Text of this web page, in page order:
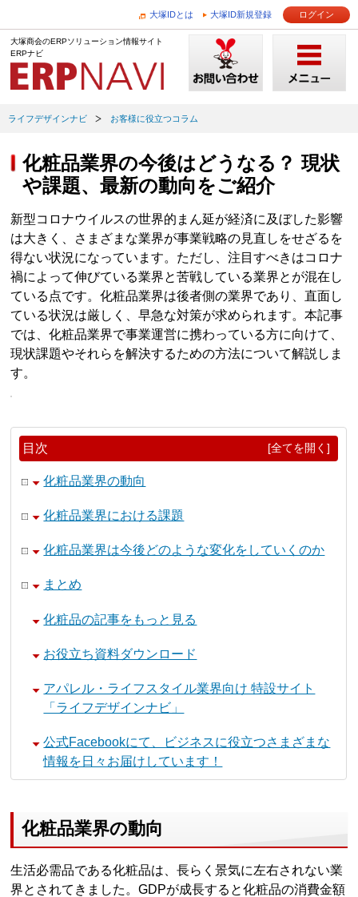
大塚IDとは 大塚ID新規登録 ログイン
大塚商会のERPソリューション情報サイト
ERPナビ
ライフデザインナビ お客様に役立つコラム
化粧品業界の今後はどうなる？ 現状
や課題、最新の動向をご紹介
新型コロナウイルスの世界的まん延が経済に及ぼした影響
は大きく、さまざまな業界が事業戦略の見直しをせざるを
得ない状況になっています。ただし、注目すべきはコロナ
禍によって伸びている業界と苦戦している業界とが混在し
ている点です。化粧品業界は後者側の業界であり、直面し
ている状況は厳しく、早急な対策が求められます。本記事
では、化粧品業界で事業運営に携わっている方に向けて、
現状課題やそれらを解決するための方法について解説しま
す。
目次 [全てを開く]
化粧品業界の動向
化粧品業界における課題
化粧品業界は今後どのような変化をしていくのか
まとめ
化粧品の記事をもっと見る
お役立ち資料ダウンロード
アパレル・ライフスタイル業界向け 特設サイト
「ライフデザインナビ」
公式Facebookにて、ビジネスに役立つさまざまな
情報を日々お届けしています！
化粧品業界の動向
生活必需品である化粧品は、長らく景気に左右されない業
界とされてきました。GDPが成長すると化粧品の消費金額